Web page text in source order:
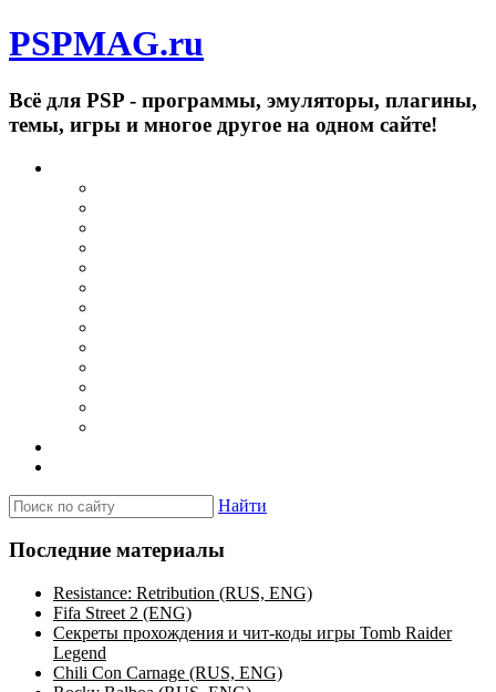
PSPMAG.ru
Всё для PSP - программы, эмуляторы, плагины,
темы, игры и многое другое на одном сайте!
Найти
Последние материалы
Resistance: Retribution (RUS, ENG)
Fifa Street 2 (ENG)
Секреты прохождения и чит-коды игры Tomb Raider
Legend
Chili Con Carnage (RUS, ENG)